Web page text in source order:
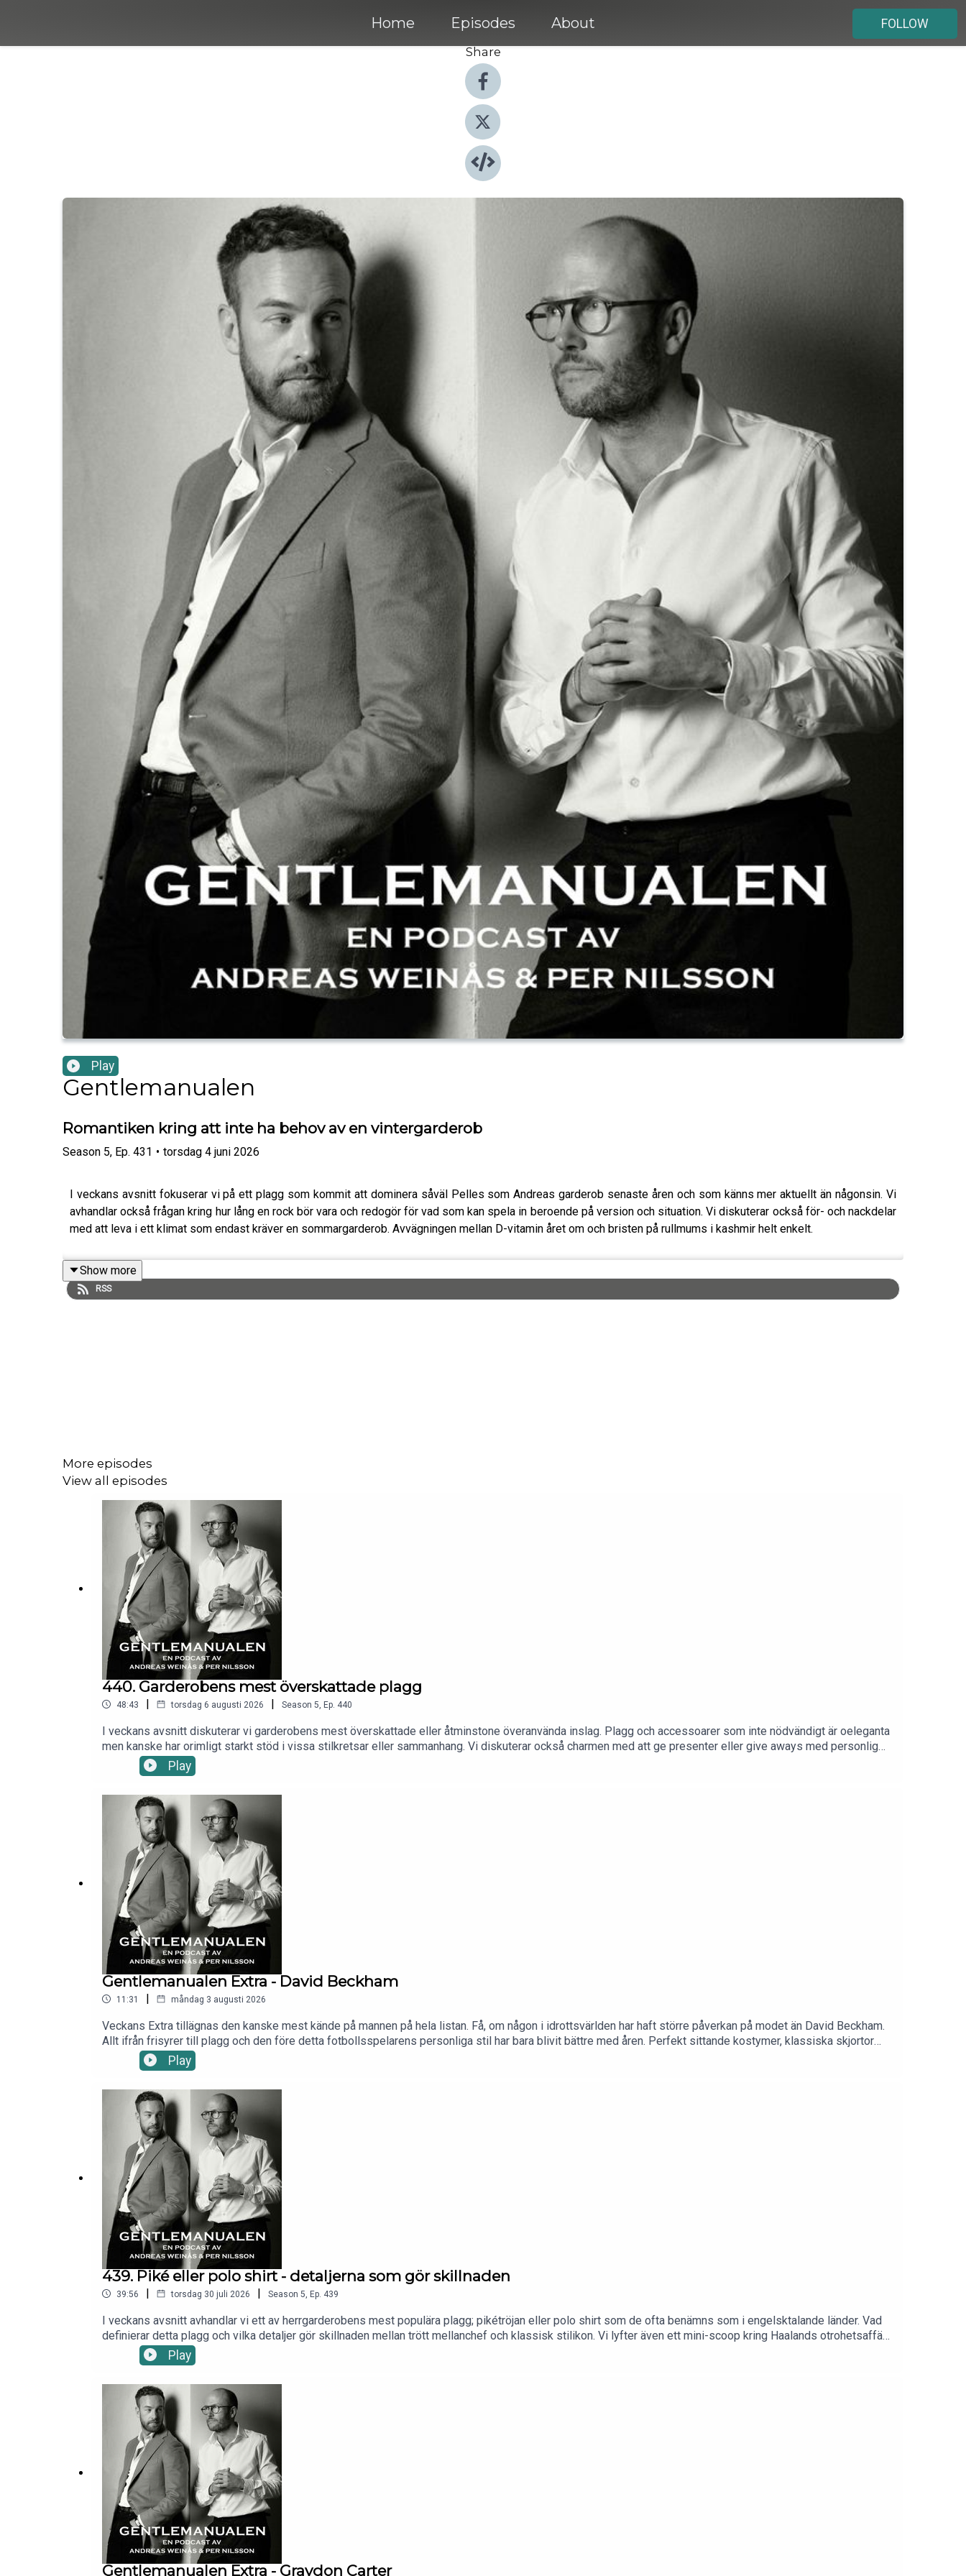
Home Episodes About
FOLLOW
Share
Play
Gentlemanualen
Romantiken kring att inte ha behov av en vintergarderob
Season 5, Ep. 431 • torsdag 4 juni 2026
I veckans avsnitt fokuserar vi på ett plagg som kommit att dominera såväl Pelles som Andreas garderob senaste åren och som känns mer aktuellt än någonsin. Vi
avhandlar också frågan kring hur lång en rock bör vara och redogör för vad som kan spela in beroende på version och situation. Vi diskuterar också för- och nackdelar
med att leva i ett klimat som endast kräver en sommargarderob. Avvägningen mellan D-vitamin året om och bristen på rullmums i kashmir helt enkelt.
Show more
RSS
More episodes
View all episodes
440. Garderobens mest överskattade plagg
48:43 | torsdag 6 augusti 2026 | Season 5 Ep. 440
I veckans avsnitt diskuterar vi garderobens mest överskattade eller åtminstone överanvända inslag. Plagg och accessoarer som inte nödvändigt är oeleganta
men kanske har orimligt starkt stöd i vissa stilkretsar eller sammanhang. Vi diskuterar också charmen med att ge presenter eller give aways med personlig
prägel som man kan minnas långt efter festen eller födelsedagen.
Play
Gentlemanualen Extra - David Beckham
11:31 | måndag 3 augusti 2026
Veckans Extra tillägnas den kanske mest kände på mannen på hela listan. Få, om någon i idrottsvärlden har haft större påverkan på modet än David Beckham.
Allt ifrån frisyrer till plagg och den före detta fotbollsspelarens personliga stil har bara blivit bättre med åren. Perfekt sittande kostymer, klassiska skjortor
och perfekta slipsknutar är alla inslag i "Becks" typiska stil.
Play
439. Piké eller polo shirt - detaljerna som gör skillnaden
39:56 | torsdag 30 juli 2026 | Season 5 Ep. 439
I veckans avsnitt avhandlar vi ett av herrgarderobens mest populära plagg; pikétröjan eller polo shirt som de ofta benämns som i engelsktalande länder. Vad
definierar detta plagg och vilka detaljer gör skillnaden mellan trött mellanchef och klassisk stilikon. Vi lyfter även ett mini-scoop kring Haalands otrohetsaffär
med Omega i form av en mycket exklusiv "Off Catalogue" Speedmaster.
Play
Gentlemanualen Extra - Graydon Carter